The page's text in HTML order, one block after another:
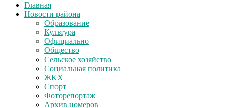
Главная
Новости района
Образование
Культура
Официально
Общество
Сельское хозяйство
Социальная политика
ЖКХ
Спорт
Фоторепортаж
Архив номеров